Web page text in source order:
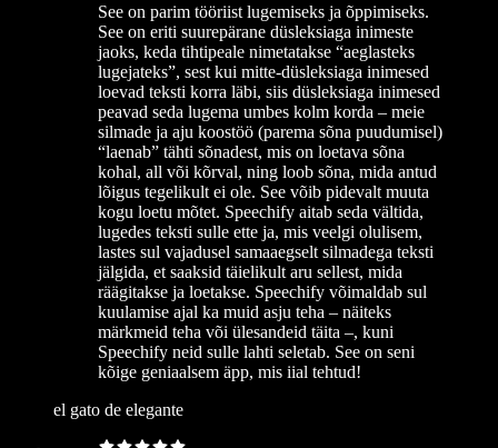
See on parim tööriist lugemiseks ja õppimiseks.
See on eriti suurepärane düsleksiaga inimeste
jaoks, keda tihtipeale nimetatakse “aeglasteks
lugejateks”, sest kui mitte-düsleksiaga inimesed
loevad teksti korra läbi, siis düsleksiaga inimesed
peavad seda lugema umbes kolm korda – meie
silmade ja aju koostöö (parema sõna puudumisel)
“laenab” tähti sõnadest, mis on loetava sõna
kohal, all või kõrval, ning loob sõna, mida antud
lõigus tegelikult ei ole. See võib pidevalt muuta
kogu loetu mõtet. Speechify aitab seda vältida,
lugedes teksti sulle ette ja, mis veelgi olulisem,
lastes sul vajadusel samaaegselt silmadega teksti
jälgida, et saaksid täielikult aru sellest, mida
räägitakse ja loetakse. Speechify võimaldab sul
kuulamise ajal ka muid asju teha – näiteks
märkmeid teha või ülesandeid täita –, kuni
Speechify neid sulle lahti seletab. See on seni
kõige geniaalsem äpp, mis iial tehtud!
el gato de elegante